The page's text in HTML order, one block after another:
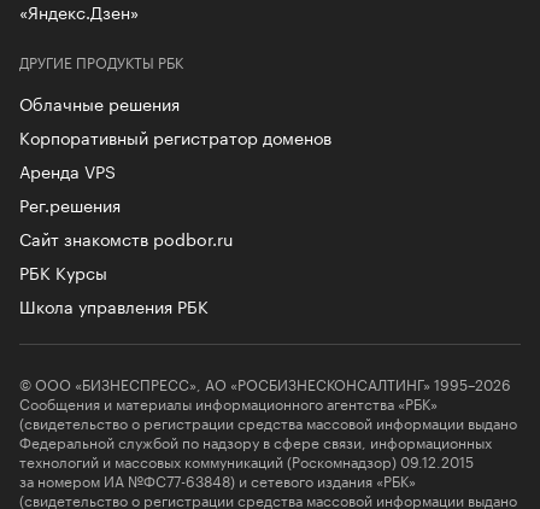
ДРУГИЕ ПРОДУКТЫ РБК
Облачные решения
Корпоративный регистратор доменов
Аренда VPS
Рег.решения
Сайт знакомств podbor.ru
РБК Курсы
Школа управления РБК
«Яндекс.Дзен»
© ООО «БИЗНЕСПРЕСС», АО «РОСБИЗНЕСКОНСАЛТИНГ» 1995–2026
Сообщения и материалы информационного агентства «РБК»
(свидетельство о регистрации средства массовой информации выдано
Федеральной службой по надзору в сфере связи, информационных
технологий и массовых коммуникаций (Роскомнадзор) 09.12.2015
за номером ИА №ФС77-63848) и сетевого издания «РБК»
(свидетельство о регистрации средства массовой информации выдано